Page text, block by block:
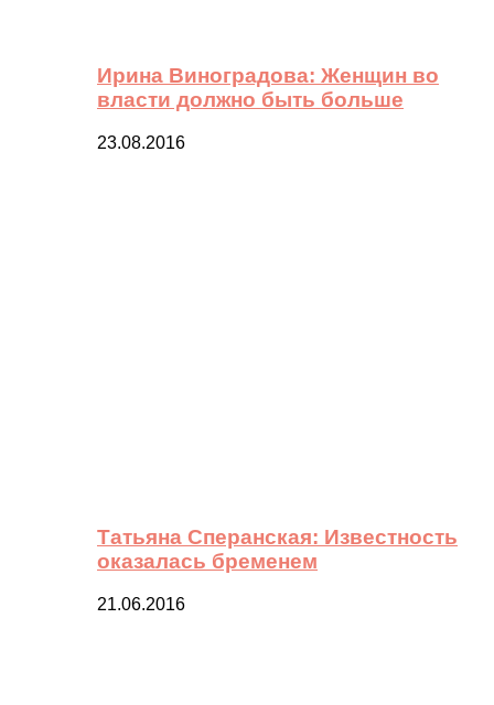
Ирина Виноградова: Женщин во
власти должно быть больше
23.08.2016
Татьяна Сперанская: Известность
оказалась бременем
21.06.2016